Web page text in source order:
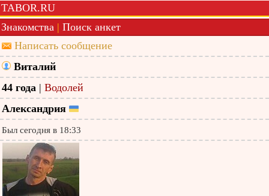
TABOR.RU
Знакомства | Поиск анкет
Написать сообщение
Виталий
44 года | Водолей
Александрия
Был сегодня в 18:33